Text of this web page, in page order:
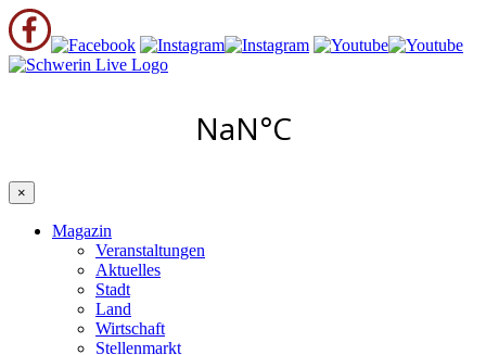
×
Magazin
Veranstaltungen
Aktuelles
Stadt
Land
Wirtschaft
Stellenmarkt